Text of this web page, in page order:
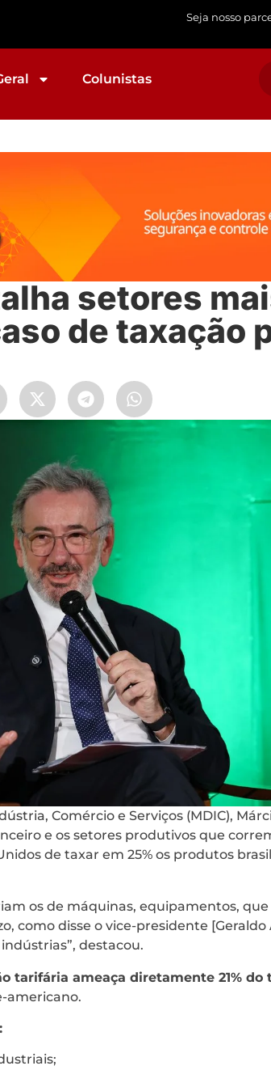
Seja nosso
Colunistas
setores
de taxação
Comércio e Serviços (MDIC),
e os setores produtivos que
de taxar em 25% os produtos
os de máquinas, equipamentos,
como disse o vice-presidente [Geraldo
destacou.
tarifária ameaça diretamente 21% do
americano.